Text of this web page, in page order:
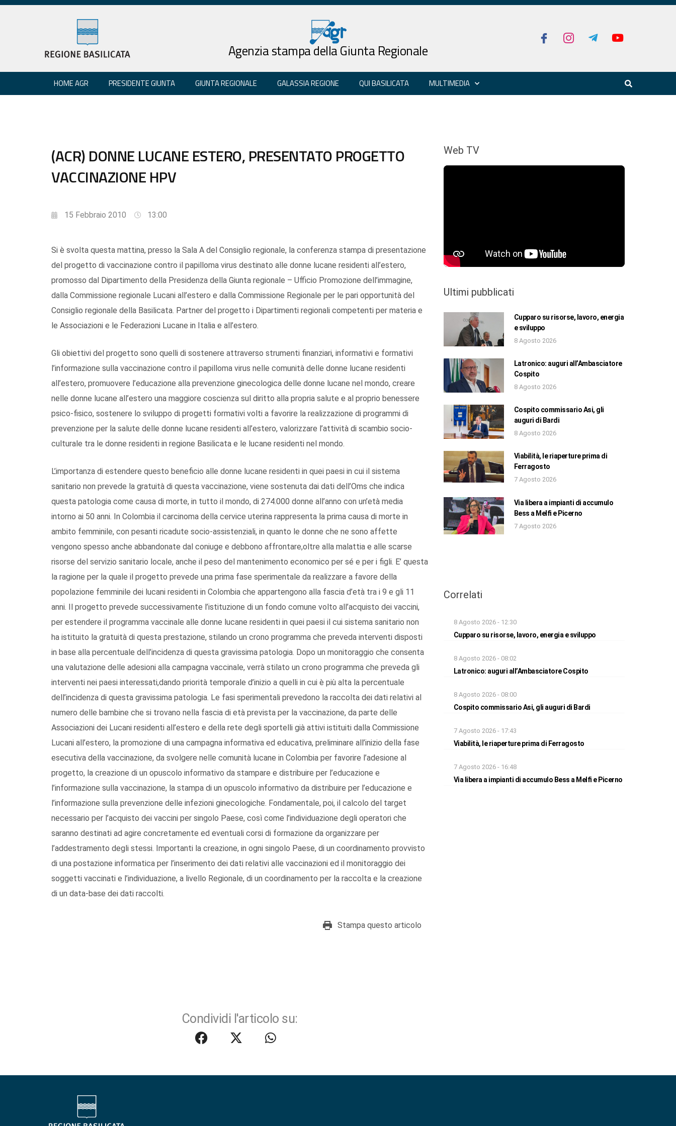
Agenzia stampa della Giunta Regionale
HOME AGR PRESIDENTE GIUNTA GIUNTA REGIONALE GALASSIA REGIONE QUI BASILICATA MULTIMEDIA
(ACR) DONNE LUCANE ESTERO, PRESENTATO PROGETTO
VACCINAZIONE HPV
15 Febbraio 2010 13:00
Si è svolta questa mattina, presso la Sala A del Consiglio regionale, la conferenza stampa di presentazione
del progetto di vaccinazione contro il papilloma virus destinato alle donne lucane residenti all’estero,
promosso dal Dipartimento della Presidenza della Giunta regionale – Ufficio Promozione dell’immagine,
dalla Commissione regionale Lucani all’estero e dalla Commissione Regionale per le pari opportunità del
Consiglio regionale della Basilicata. Partner del progetto i Dipartimenti regionali competenti per materia e
le Associazioni e le Federazioni Lucane in Italia e all’estero.
Gli obiettivi del progetto sono quelli di sostenere attraverso strumenti finanziari, informativi e formativi
l’informazione sulla vaccinazione contro il papilloma virus nelle comunità delle donne lucane residenti
all’estero, promuovere l’educazione alla prevenzione ginecologica delle donne lucane nel mondo, creare
nelle donne lucane all’estero una maggiore coscienza sul diritto alla propria salute e al proprio benessere
psico-fisico, sostenere lo sviluppo di progetti formativi volti a favorire la realizzazione di programmi di
prevenzione per la salute delle donne lucane residenti all’estero, valorizzare l’attività di scambio socio-
culturale tra le donne residenti in regione Basilicata e le lucane residenti nel mondo.
L’importanza di estendere questo beneficio alle donne lucane residenti in quei paesi in cui il sistema
sanitario non prevede la gratuità di questa vaccinazione, viene sostenuta dai dati dell’Oms che indica
questa patologia come causa di morte, in tutto il mondo, di 274.000 donne all’anno con un’età media
intorno ai 50 anni. In Colombia il carcinoma della cervice uterina rappresenta la prima causa di morte in
ambito femminile, con pesanti ricadute socio-assistenziali, in quanto le donne che ne sono affette
vengono spesso anche abbandonate dal coniuge e debbono affrontare,oltre alla malattia e alle scarse
risorse del servizio sanitario locale, anche il peso del mantenimento economico per sé e per i figli. E’ questa
la ragione per la quale il progetto prevede una prima fase sperimentale da realizzare a favore della
popolazione femminile dei lucani residenti in Colombia che appartengono alla fascia d’età tra i 9 e gli 11
anni. Il progetto prevede successivamente l’istituzione di un fondo comune volto all’acquisto dei vaccini,
per estendere il programma vaccinale alle donne lucane residenti in quei paesi il cui sistema sanitario non
ha istituito la gratuità di questa prestazione, stilando un crono programma che preveda interventi disposti
in base alla percentuale dell’incidenza di questa gravissima patologia. Dopo un monitoraggio che consenta
una valutazione delle adesioni alla campagna vaccinale, verrà stilato un crono programma che preveda gli
interventi nei paesi interessati,dando priorità temporale d’inizio a quelli in cui è più alta la percentuale
dell’incidenza di questa gravissima patologia. Le fasi sperimentali prevedono la raccolta dei dati relativi al
numero delle bambine che si trovano nella fascia di età prevista per la vaccinazione, da parte delle
Associazioni dei Lucani residenti all’estero e della rete degli sportelli già attivi istituiti dalla Commissione
Lucani all’estero, la promozione di una campagna informativa ed educativa, preliminare all’inizio della fase
esecutiva della vaccinazione, da svolgere nelle comunità lucane in Colombia per favorire l’adesione al
progetto, la creazione di un opuscolo informativo da stampare e distribuire per l’educazione e
l’informazione sulla vaccinazione, la stampa di un opuscolo informativo da distribuire per l’educazione e
l’informazione sulla prevenzione delle infezioni ginecologiche. Fondamentale, poi, il calcolo del target
necessario per l’acquisto dei vaccini per singolo Paese, così come l’individuazione degli operatori che
saranno destinati ad agire concretamente ed eventuali corsi di formazione da organizzare per
l’addestramento degli stessi. Importanti la creazione, in ogni singolo Paese, di un coordinamento provvisto
di una postazione informatica per l’inserimento dei dati relativi alle vaccinazioni ed il monitoraggio dei
soggetti vaccinati e l’individuazione, a livello Regionale, di un coordinamento per la raccolta e la creazione
di un data-base dei dati raccolti.
Stampa questo articolo
Condividi l'articolo su:
Web TV
Ultimi pubblicati
Cupparo su risorse, lavoro, energia
e sviluppo
8 Agosto 2026
Latronico: auguri all’Ambasciatore
Cospito
8 Agosto 2026
Cospito commissario Asi, gli
auguri di Bardi
8 Agosto 2026
Viabilità, le riaperture prima di
Ferragosto
7 Agosto 2026
Via libera a impianti di accumulo
Bess a Melfi e Picerno
7 Agosto 2026
Correlati
8 Agosto 2026 - 12:30
Cupparo su risorse, lavoro, energia e sviluppo
8 Agosto 2026 - 08:02
Latronico: auguri all’Ambasciatore Cospito
8 Agosto 2026 - 08:00
Cospito commissario Asi, gli auguri di Bardi
7 Agosto 2026 - 17:43
Viabilità, le riaperture prima di Ferragosto
7 Agosto 2026 - 16:48
Via libera a impianti di accumulo Bess a Melfi e Picerno